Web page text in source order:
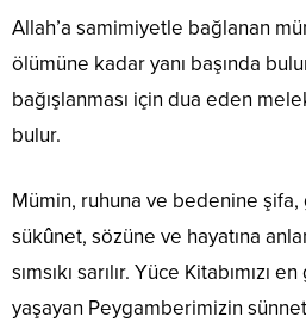
Allah’a samimiyetle bağlanan
ölümüne kadar yanı başında
bağışlanması için dua eden
bulur.
Mümin, ruhuna ve bedenine
sükûnet, sözüne ve hayatına
sımsıkı sarılır. Yüce Kitabımızı
yaşayan Peygamberimizin